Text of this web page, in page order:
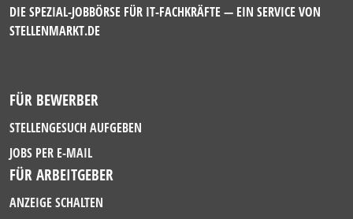
DIE SPEZIAL-JOBBÖRSE FÜR IT-FACHKRÄFTE — EIN SERVICE VON
STELLENMARKT.DE
FÜR BEWERBER
STELLENGESUCH AUFGEBEN
JOBS PER E-MAIL
FÜR ARBEITGEBER
ANZEIGE SCHALTEN